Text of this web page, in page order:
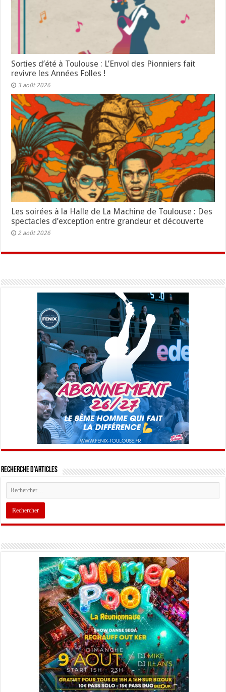
Sorties d’été à Toulouse : L’Envol des Pionniers fait
revivre les Années Folles !
3 août 2026
Les soirées à la Halle de La Machine de Toulouse : Des
spectacles d’exception entre grandeur et découverte
2 août 2026
Recherche d’articles